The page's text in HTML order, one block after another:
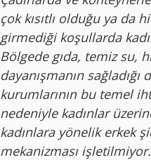
çok kısıtlı olduğu ya da
girmediği koşullarda
Bölgede gıda, temiz su,
dayanışmanın
kurumlarının bu temel
nedeniyle kadınlar
kadınlara yönelik erkek
mekanizması işletilmiyor.